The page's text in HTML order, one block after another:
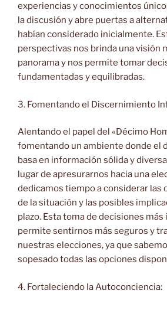
experiencias y conocimientos
la discusión y abre puertas a
habían considerado inicialmente.
perspectivas nos brinda una visión
panorama y nos permite tomar
fundamentadas y equilibradas.
3. Fomentando el Discernimiento
Alentando el papel del «Décimo
fomentando un ambiente donde el
basa en información sólida y
lugar de apresurarnos hacia una
dedicamos tiempo a considerar las
de la situación y las posibles
plazo. Esta toma de decisiones
permite sentirnos más seguros y
nuestras elecciones, ya que
sopesado todas las opciones
4. Fortaleciendo la Autoconciencia: